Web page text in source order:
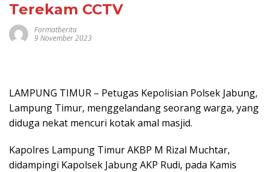
Terekam CCTV
Formatberita
9 November 2023
LAMPUNG TIMUR – Petugas Kepolisian Polsek Jabung,
Lampung Timur, menggelandang seorang warga, yang
diduga nekat mencuri kotak amal masjid.
Kapolres Lampung Timur AKBP M Rizal Muchtar,
didampingi Kapolsek Jabung AKP Rudi, pada Kamis